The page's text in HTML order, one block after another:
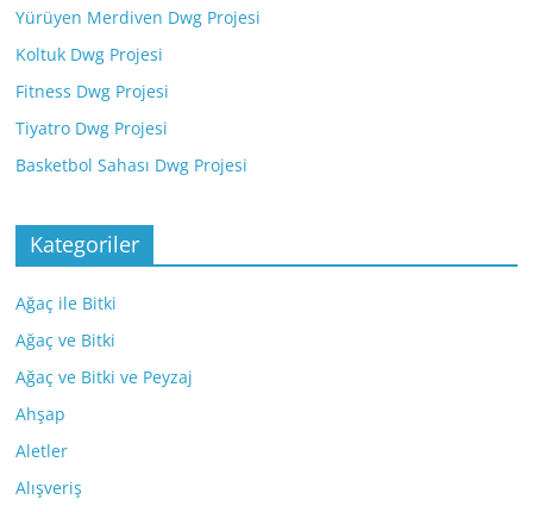
Yürüyen Merdiven Dwg Projesi
Koltuk Dwg Projesi
Fitness Dwg Projesi
Tiyatro Dwg Projesi
Basketbol Sahası Dwg Projesi
Kategoriler
Ağaç ile Bitki
Ağaç ve Bitki
Ağaç ve Bitki ve Peyzaj
Ahşap
Aletler
Alışveriş